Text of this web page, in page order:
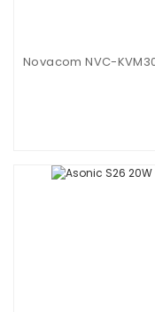
Novacom NVC-